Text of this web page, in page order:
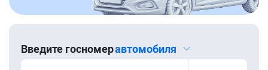
Введите госномеравтомобиля